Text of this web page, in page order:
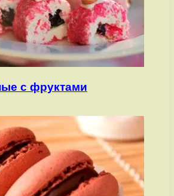
с фруктами